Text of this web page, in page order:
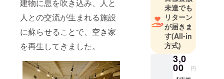
建物に息を吹き込み、人と
人との交流が生まれる施設
に蘇らせることで、空き家
を再生してきました。
え、NHKの
取材を受け
るなど注目
を集める。
現在は伊豆
高原に温泉
未達でも
リターン
が届きま
す(All-in
方式)
3,0
00 円